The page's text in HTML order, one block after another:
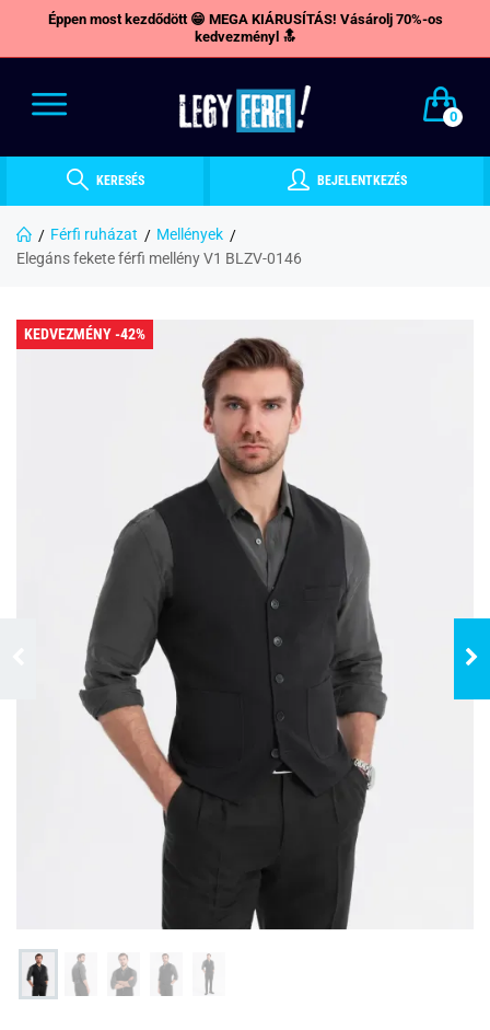
Éppen most kezdődött 😁 MEGA KIÁRUSÍTÁS! Vásárolj 70%-os
kedvezményl 🔝
0
KERESÉS BEJELENTKEZÉS
Férfi ruházat
Mellények
Elegáns fekete férfi mellény V1 BLZV-0146
KEDVEZMÉNY -42%